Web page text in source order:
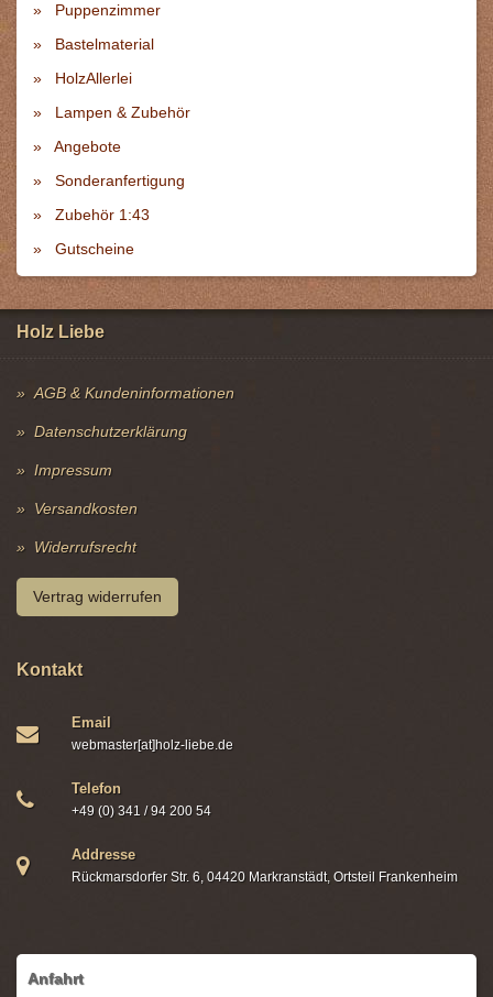
Puppenzimmer
Bastelmaterial
HolzAllerlei
Lampen & Zubehör
Angebote
Sonderanfertigung
Zubehör 1:43
Gutscheine
Holz Liebe
AGB & Kundeninformationen
Datenschutzerklärung
Impressum
Versandkosten
Widerrufsrecht
Vertrag widerrufen
Kontakt
Email
webmaster[at]holz-liebe.de
Telefon
+49 (0) 341 / 94 200 54
Addresse
Rückmarsdorfer Str. 6, 04420 Markranstädt, Ortsteil Frankenheim
Anfahrt